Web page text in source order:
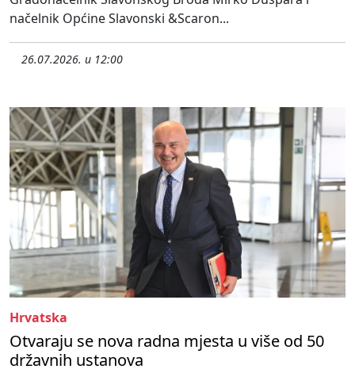
načelnik Općine Slavonski &Scaron...
26.07.2026. u 12:00
Hrvatska
Otvaraju se nova radna mjesta u više od 50
državnih ustanova